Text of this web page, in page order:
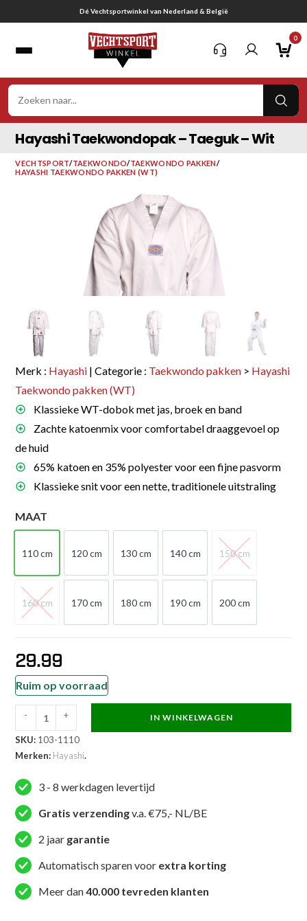
naar
Dé Vechtsportwinkel van Nederland & België
0
Hayashi Taekwondopak – Taeguk – Wit
VECHTSPORT/TAEKWONDO/TAEKWONDO PAKKEN/
HAYASHI TAEKWONDO PAKKEN (WT)
Merk : Hayashi | Categorie : Taekwondo pakken > Hayashi
Taekwondo pakken (WT)
Klassieke WT-dobok met jas, broek en band
Zachte katoenmix voor comfortabel draaggevoel op
de huid
65% katoen en 35% polyester voor een fijne pasvorm
Klassieke snit voor een nette, traditionele uitstraling
MAAT
110 cm
110 cm
120 cm
120 cm
130 cm
130 cm
140 cm
140 cm
150 cm
150 cm
160 cm
160 cm
170 cm
170 cm
180 cm
180 cm
190 cm
190 cm
200 cm
200 cm
29.99
Ruim op voorraad
Hayashi
Taekwondopak
-
Taeguk
-
Wit
aantal
- + IN WINKELWAGEN
SKU: 103-1110
Merken: Hayashi.
3 - 8 werkdagen levertijd
Gratis verzendingv.a. €75,- NL/BE
2 jaar garantie
Automatisch sparen voor extra korting
Meer dan40.000 tevreden klanten